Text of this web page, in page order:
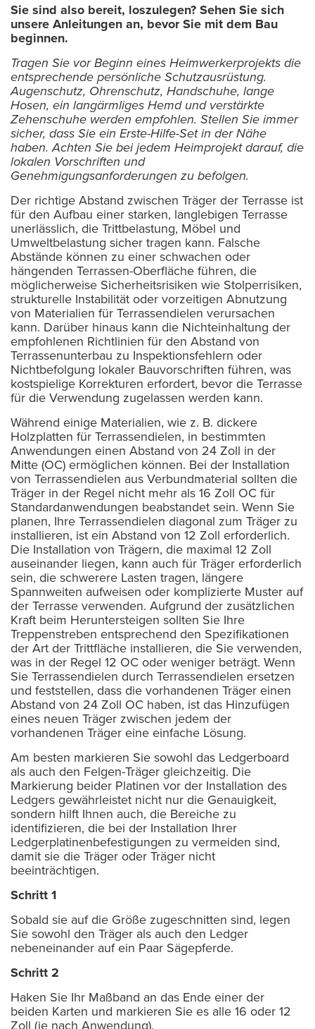
Sie sind also bereit, loszulegen? Sehen Sie sich
unsere Anleitungen an, bevor Sie mit dem Bau
beginnen.
Tragen Sie vor Beginn eines Heimwerkerprojekts die
entsprechende persönliche Schutzausrüstung.
Augenschutz, Ohrenschutz, Handschuhe, lange
Hosen, ein langärmliges Hemd und verstärkte
Zehenschuhe werden empfohlen. Stellen Sie immer
sicher, dass Sie ein Erste-Hilfe-Set in der Nähe
haben. Achten Sie bei jedem Heimprojekt darauf, die
lokalen Vorschriften und
Genehmigungsanforderungen zu befolgen.
Der richtige Abstand zwischen Träger der Terrasse ist
für den Aufbau einer starken, langlebigen Terrasse
unerlässlich, die Trittbelastung, Möbel und
Umweltbelastung sicher tragen kann. Falsche
Abstände können zu einer schwachen oder
hängenden Terrassen-Oberfläche führen, die
möglicherweise Sicherheitsrisiken wie Stolperrisiken,
strukturelle Instabilität oder vorzeitigen Abnutzung
von Materialien für Terrassendielen verursachen
kann. Darüber hinaus kann die Nichteinhaltung der
empfohlenen Richtlinien für den Abstand von
Terrassenunterbau zu Inspektionsfehlern oder
Nichtbefolgung lokaler Bauvorschriften führen, was
kostspielige Korrekturen erfordert, bevor die Terrasse
für die Verwendung zugelassen werden kann.
Während einige Materialien, wie z. B. dickere
Holzplatten für Terrassendielen, in bestimmten
Anwendungen einen Abstand von 24 Zoll in der
Mitte (OC) ermöglichen können. Bei der Installation
von Terrassendielen aus Verbundmaterial sollten die
Träger in der Regel nicht mehr als 16 Zoll OC für
Standardanwendungen beabstandet sein. Wenn Sie
planen, Ihre Terrassendielen diagonal zum Träger zu
installieren, ist ein Abstand von 12 Zoll erforderlich.
Die Installation von Trägern, die maximal 12 Zoll
auseinander liegen, kann auch für Träger erforderlich
sein, die schwerere Lasten tragen, längere
Spannweiten aufweisen oder komplizierte Muster auf
der Terrasse verwenden. Aufgrund der zusätzlichen
Kraft beim Heruntersteigen sollten Sie Ihre
Treppenstreben entsprechend den Spezifikationen
der Art der Trittfläche installieren, die Sie verwenden,
was in der Regel 12 OC oder weniger beträgt. Wenn
Sie Terrassendielen durch Terrassendielen ersetzen
und feststellen, dass die vorhandenen Träger einen
Abstand von 24 Zoll OC haben, ist das Hinzufügen
eines neuen Träger zwischen jedem der
vorhandenen Träger eine einfache Lösung.
Am besten markieren Sie sowohl das Ledgerboard
als auch den Felgen-Träger gleichzeitig. Die
Markierung beider Platinen vor der Installation des
Ledgers gewährleistet nicht nur die Genauigkeit,
sondern hilft Ihnen auch, die Bereiche zu
identifizieren, die bei der Installation Ihrer
Ledgerplatinenbefestigungen zu vermeiden sind,
damit sie die Träger oder Träger nicht
beeinträchtigen.
Schritt 1
Sobald sie auf die Größe zugeschnitten sind, legen
Sie sowohl den Träger als auch den Ledger
nebeneinander auf ein Paar Sägepferde.
Schritt 2
Haken Sie Ihr Maßband an das Ende einer der
beiden Karten und markieren Sie es alle 16 oder 12
Zoll (je nach Anwendung).